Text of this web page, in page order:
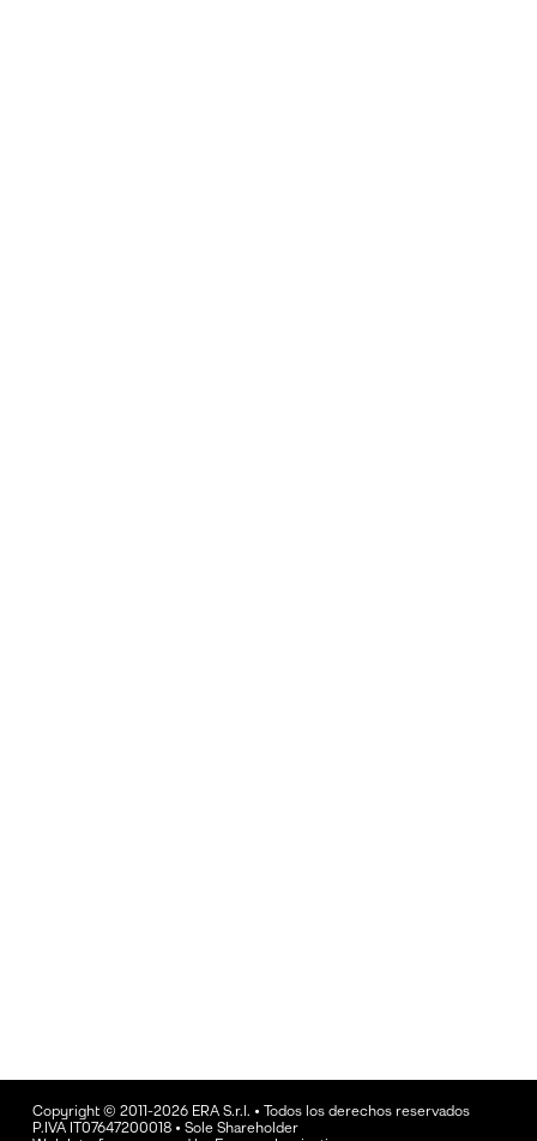
Copyright © 2011-2026 ERA S.r.l. • Todos los derechos reservados
P.IVA IT07647200018 • Sole Shareholder